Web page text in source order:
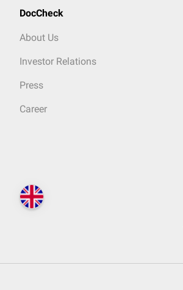
DocCheck
About Us
Investor Relations
Press
Career